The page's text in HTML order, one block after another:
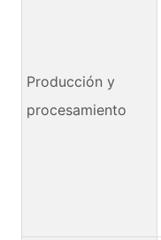
Producción y
procesamiento